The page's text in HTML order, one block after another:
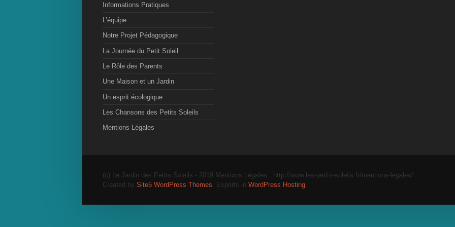
Informations Pratiques
L’équipe
Notre Projet Pédagogique
La Journée du Petit Soleil
Le Rôle des Parents
Une Maison et un Jardin
Un esprit écologique
Les Chansons des Petits Soleils
Mentions Légales
(c) Le Jardin des Petits Soleils - 2019 Mentions Légales : http://www.les-petits-soleils.fr/mentions-legales/
Created by Site5 WordPress Themes . Experts in WordPress Hosting